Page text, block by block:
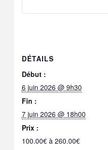
DÉTAILS
Début :
6 juin 2026 @ 9h30
Fin :
7 juin 2026 @ 18h00
Prix :
100.00€ à 260.00€